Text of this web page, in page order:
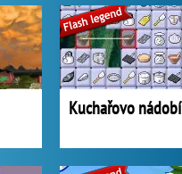
Kuchařovo nádobí
Lady Popular
1 313 836x